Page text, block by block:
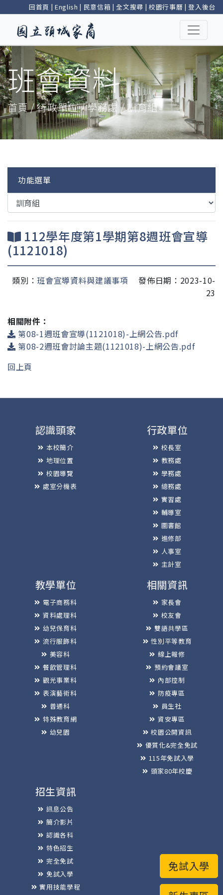
回首頁 | English | 民意信箱 |全文搜尋 | 校園行事曆 |登入後台
班會資料
首頁 / 行政單位 / 學務處 / 訓育組
功能選單
112學年度第1學期第8週班會宣導
(1121018)
類別： 班會宣導資料與建議事項
發佈日期：2023-10-
23
相關附件：
第08-1週班會宣導(1121018)-上網公告.pdf
第08-2週班會討論主題(1121018)-上網公告.pdf
回上頁
免試入學
認識頭家
本校簡介
地理位置
校園導覽
處室分機表
行政單位
校長室
教務處
學務處
總務處
實習處
輔導室
圖書館
進修部
人事室
主計室
教學單位
電子商務科
資料處理科
幼兒保育科
流行服飾科
美容科
餐飲管理科
觀光事業科
表演藝術科
普通科
特殊教育網
幼兒園
相關資訊
家長會
校友會
雙語共學區
性別平等教育
線上報修
預約會議室
內部控制
防疫專區
員生社
資安專區
校園公開資訊
優質化&完全免試
115年免試入學
頭家80年校慶
招生資訊
訊息公告
簡介影片
認識各科
特色招生
完全免試
免試入學
實用技能學程